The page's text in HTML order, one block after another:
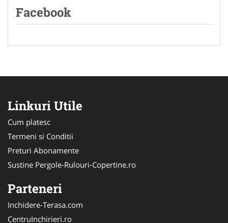
Facebook
Linkuri Utile
Cum platesc
Termeni si Conditii
Preturi Abonamente
Sustine Pergole-Rulouri-Copertine.ro
Parteneri
Inchidere-Terasa.com
CentruInchirieri.ro